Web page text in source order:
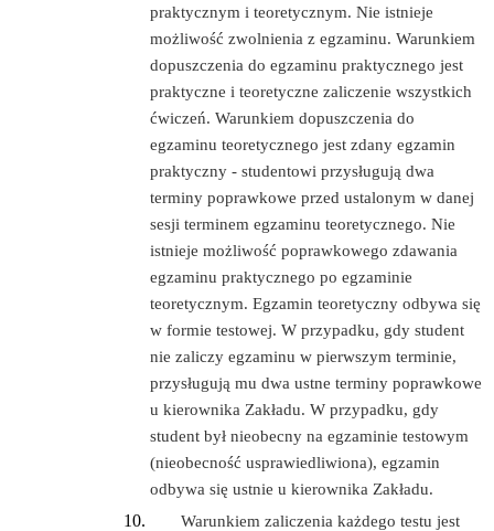
praktycznym i teoretycznym. Nie istnieje
możliwość zwolnienia z egzaminu. Warunkiem
dopuszczenia do egzaminu praktycznego jest
praktyczne i teoretyczne zaliczenie wszystkich
ćwiczeń. Warunkiem dopuszczenia do
egzaminu teoretycznego jest zdany egzamin
praktyczny - studentowi przysługują dwa
terminy poprawkowe przed ustalonym w danej
sesji terminem egzaminu teoretycznego. Nie
istnieje możliwość poprawkowego zdawania
egzaminu praktycznego po egzaminie
teoretycznym. Egzamin teoretyczny odbywa się
w formie testowej. W przypadku, gdy student
nie zaliczy egzaminu w pierwszym terminie,
przysługują mu dwa ustne terminy poprawkowe
u kierownika Zakładu. W przypadku, gdy
student był nieobecny na egzaminie testowym
(nieobecność usprawiedliwiona), egzamin
odbywa się ustnie u kierownika Zakładu.
Warunkiem zaliczenia każdego testu jest